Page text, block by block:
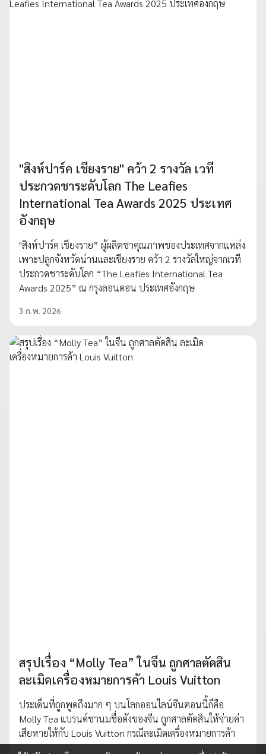
"สิงห์ปาร์ค เชียงราย" คว้า 2 รางวัล เวที
ประกวดชาระดับโลก The Leafies
International Tea Awards 2025 ประเทศ
อังกฤษ
"สิงห์ปาร์ค เชียงราย” ผู้ผลิตชาคุณภาพของประเทศจากแหล่ง
เพาะปลูกจังหวัดน่านและเชียงราย คว้า 2 รางวัลใหญ่จากเวที
ประกวดชาระดับโลก “The Leafies International Tea
Awards 2025” ณ กรุงลอนดอน ประเทศอังกฤษ
3 ก.พ. 2026
สรุปเรื่อง “Molly Tea” ในจีน ถูกศาลตัดสิน
ละเมิดเครื่องหมายการค้า Louis Vuitton
ประเด็นที่ถูกพูดถึงมาก ๆ บนโลกออนไลน์จีนตอนนี้ก็คือ
Molly Tea แบรนด์ชานมชื่อดังของจีน ถูกศาลตัดสินให้จ่ายค่า
เสียหายให้กับ Louis Vuitton กรณีละเมิดเครื่องหมายการค้า